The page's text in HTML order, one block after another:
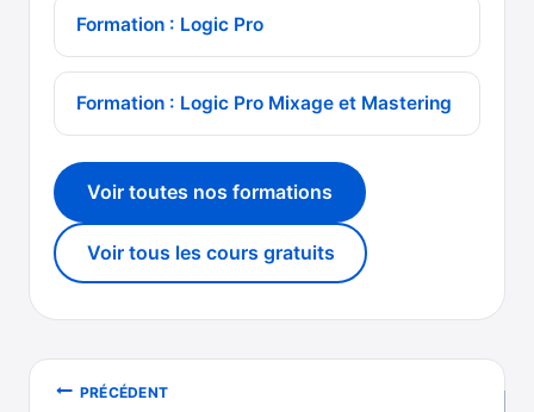
Formation : Logic Pro
Formation : Logic Pro Mixage et Mastering
Voir toutes nos formations
Voir tous les cours gratuits
Navigation
PRÉCÉDENT